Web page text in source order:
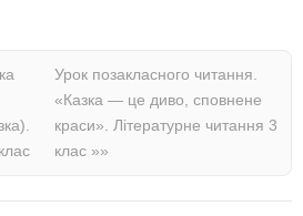
Урок позакласного читання.
«Казка — це диво, сповнене
краси». Літературне читання 3
клас »»